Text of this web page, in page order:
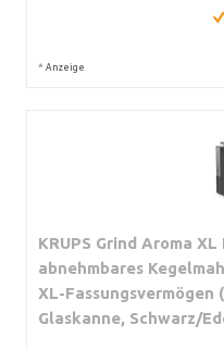
* Anzeige
KRUPS Grind Aroma
abnehmbares
XL-
Glaskanne, Schwarz/